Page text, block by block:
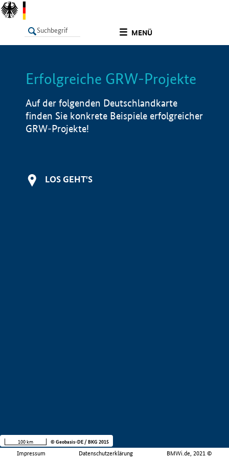
MENÜ
LISTE Info
Erfolgreiche GRW-Projekte
Auf der folgenden Deutschlandkarte
finden Sie konkrete Beispiele erfolgreicher
GRW-Projekte!
LOS GEHT'S
Impressum Datenschutzerklärung BMWi.de, 2021 ©
100 km © Geobasis-DE / BKG 2015